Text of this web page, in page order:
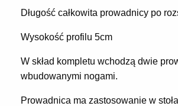
Długość całkowita prowadnicy po
Wysokość profilu 5cm
W skład kompletu wchodzą dwie
wbudowanymi nogami.
Prowadnica ma zastosowanie w